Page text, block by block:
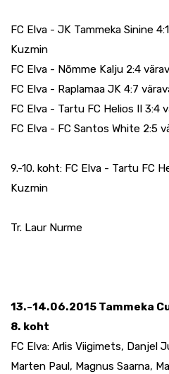
FC Elva - JK Tammeka Sinine
Kuzmin
FC Elva - Nõmme Kalju 2:4
FC Elva - Raplamaa JK 4:7
FC Elva - Tartu FC Helios II 3:4
FC Elva - FC Santos White 2:5
9.-10. koht: FC Elva - Tartu FC
Kuzmin
Tr. Laur Nurme
13.-14.06.2015 Tammeka
8. koht
FC Elva: Arlis Viigimets, Danjel
Marten Paul, Magnus Saarna,